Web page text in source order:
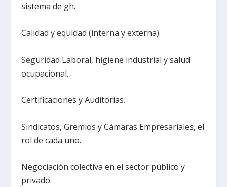
sistema de gh.
Calidad y equidad (interna y externa).
Seguridad Laboral, higiene industrial y salud
ocupacional.
Certificaciones y Auditorias.
Sindicatos, Gremios y Cámaras Empresariales, el
rol de cada uno.
Negociación colectiva en el sector público y
privado.